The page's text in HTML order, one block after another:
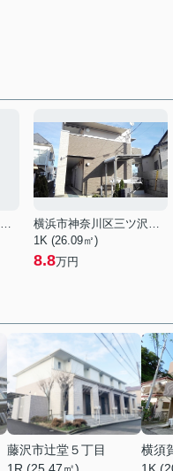
横浜市神奈川区子安通３丁目
横浜市神奈川区三ツ沢東町
1K (26.09㎡)
8.8万円
藤沢市辻堂５丁目
横須